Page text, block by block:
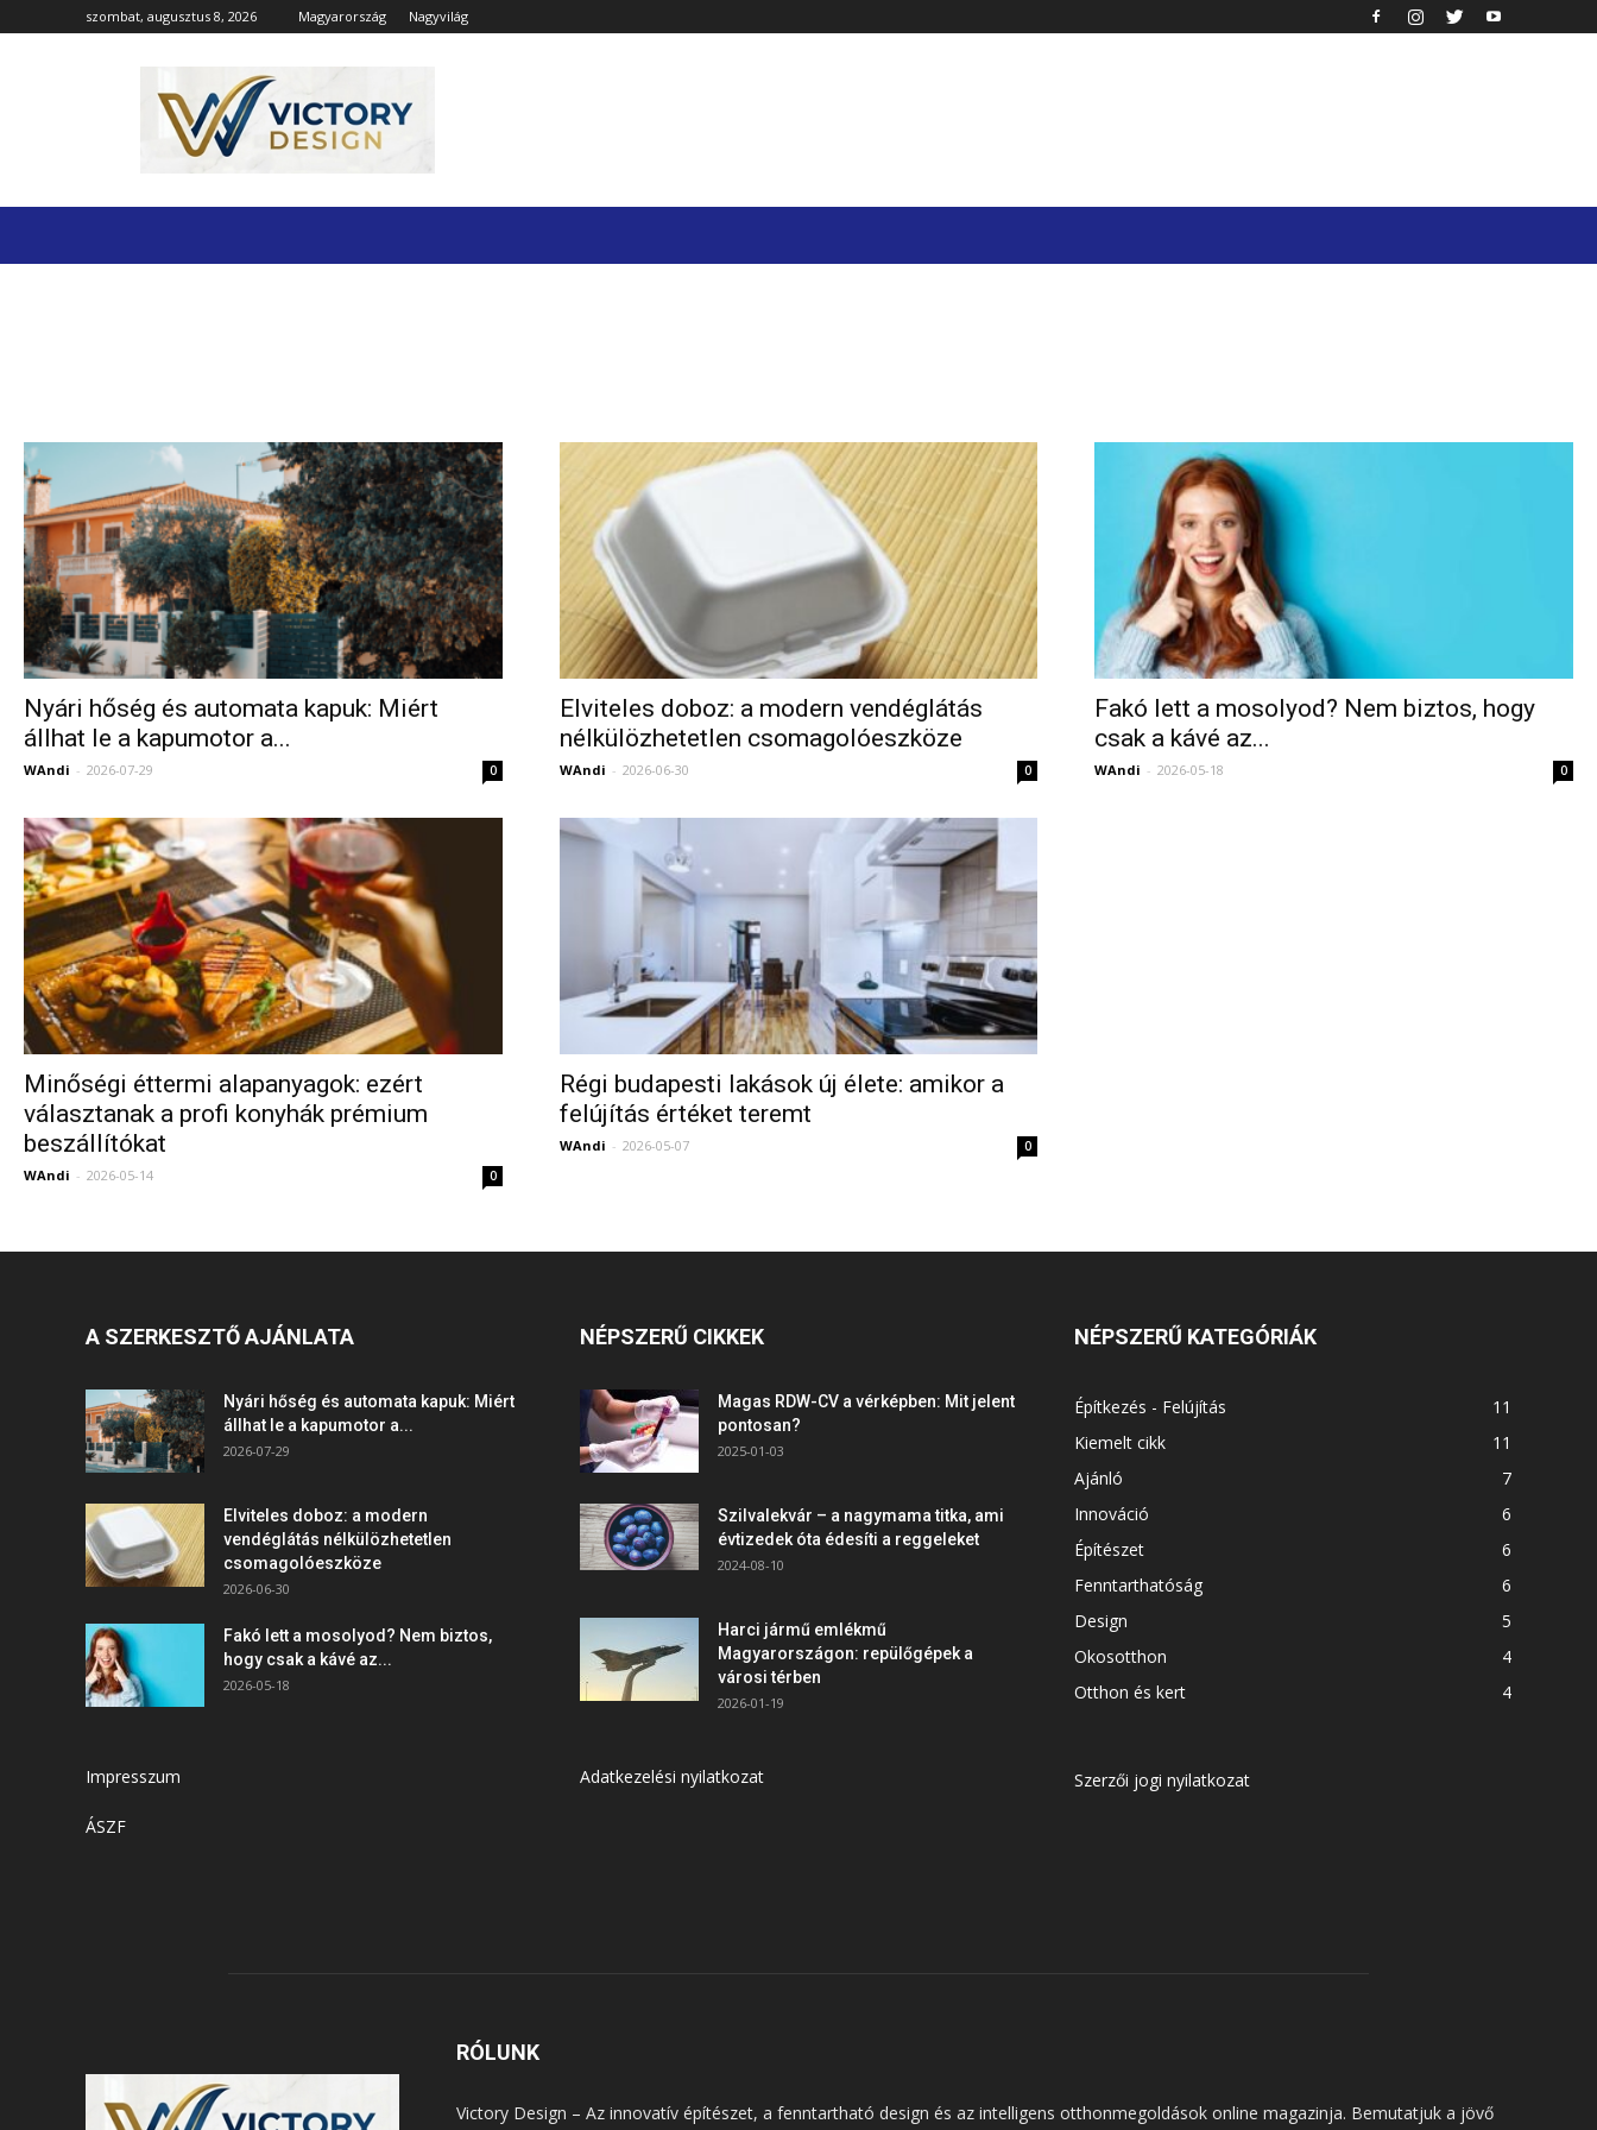
szombat, augusztus 8, 2026 Magyarország Nagyvilág
Design
ONLINE MÉDIA
Nyári hőség és automata kapuk: Miért
állhat le a kapumotor a...
WAndi - 2026-07-29 0
Elviteles doboz: a modern vendéglátás
nélkülözhetetlen csomagolóeszköze
WAndi - 2026-06-30 0
Fakó lett a mosolyod? Nem biztos, hogy
csak a kávé az...
WAndi - 2026-05-18 0
Minőségi éttermi alapanyagok: ezért
választanak a profi konyhák prémium
beszállítókat
WAndi - 2026-05-14 0
Régi budapesti lakások új élete: amikor a
felújítás értéket teremt
WAndi - 2026-05-07 0
A SZERKESZTŐ AJÁNLATA
Nyári hőség és automata kapuk: Miért
állhat le a kapumotor a...
2026-07-29
Elviteles doboz: a modern
vendéglátás nélkülözhetetlen
csomagolóeszköze
2026-06-30
Fakó lett a mosolyod? Nem biztos,
hogy csak a kávé az...
2026-05-18
Impresszum
ÁSZF
NÉPSZERŰ CIKKEK
Magas RDW-CV a vérképben: Mit jelent
pontosan?
2025-01-03
Szilvalekvár – a nagymama titka, ami
évtizedek óta édesíti a reggeleket
2024-08-10
Harci jármű emlékmű
Magyarországon: repülőgépek a
városi térben
2026-01-19
Adatkezelési nyilatkozat
NÉPSZERŰ KATEGÓRIÁK
Építkezés - Felújítás
11
Kiemelt cikk
11
Ajánló
7
Innováció
6
Építészet
6
Fenntarthatóság
6
Design
5
Okosotthon
4
Otthon és kert
4
Szerzői jogi nyilatkozat
RÓLUNK
Victory Design – Az innovatív építészet, a fenntartható design és az intelligens otthonmegoldások online magazinja. Bemutatjuk a jövő